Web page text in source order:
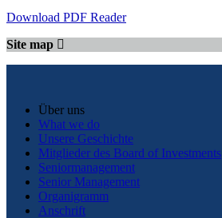
Download PDF Reader
Site map
Über uns
What we do
Unsere Geschichte
Mitglieder des Board of Investments
Seniormanagement
Senior Management
Organigramm
Anschrift